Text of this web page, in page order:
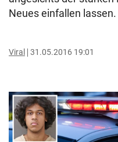
Neues einfallen lassen.
Viral 31.05.2016 19:01